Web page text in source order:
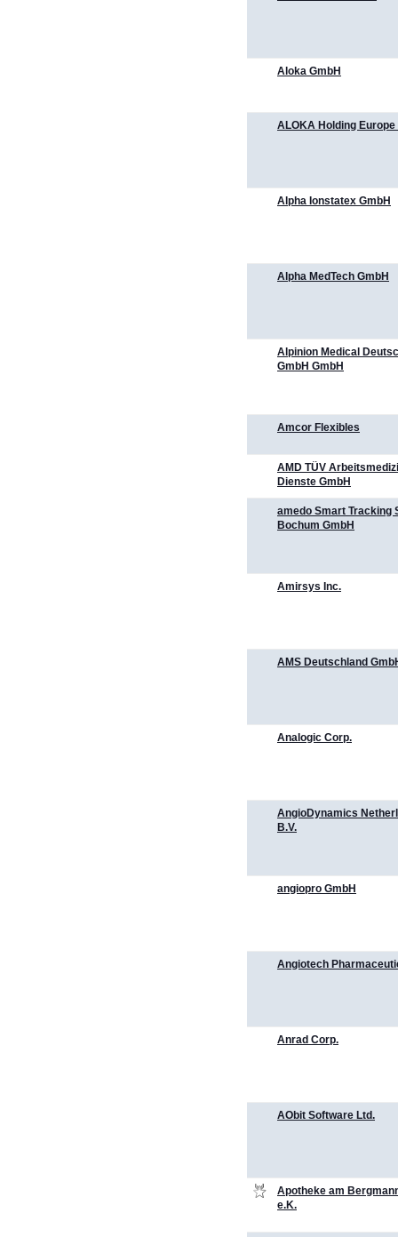
Aloka GmbH
ALOKA Holding Europe
Alpha Ionstatex GmbH
Alpha MedTech GmbH
Alpinion Medical
GmbH GmbH
Amcor Flexibles
AMD TÜV
Dienste GmbH
amedo Smart Tracking
Bochum GmbH
Amirsys Inc.
AMS Deutschland
Analogic Corp.
AngioDynamics
B.V.
angiopro GmbH
Angiotech
Anrad Corp.
AObit Software Ltd.
Apotheke am
e.K.